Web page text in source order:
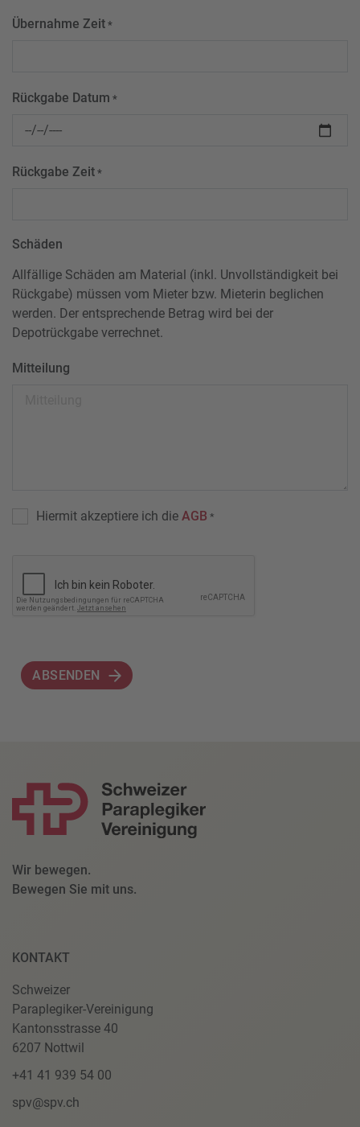
Übernahme Zeit *
Rückgabe Datum *
Rückgabe Zeit *
Schäden
Allfällige Schäden am Material (inkl. Unvollständigkeit bei
Rückgabe) müssen vom Mieter bzw. Mieterin beglichen
werden. Der entsprechende Betrag wird bei der
Depotrückgabe verrechnet.
Mitteilung
Hiermit akzeptiere ich dieAGB *
ABSENDEN
Wir bewegen.
Bewegen Sie mit uns.
KONTAKT
Schweizer
Paraplegiker-Vereinigung
Kantonsstrasse 40
6207 Nottwil
+41 41 939 54 00
spv@spv.ch